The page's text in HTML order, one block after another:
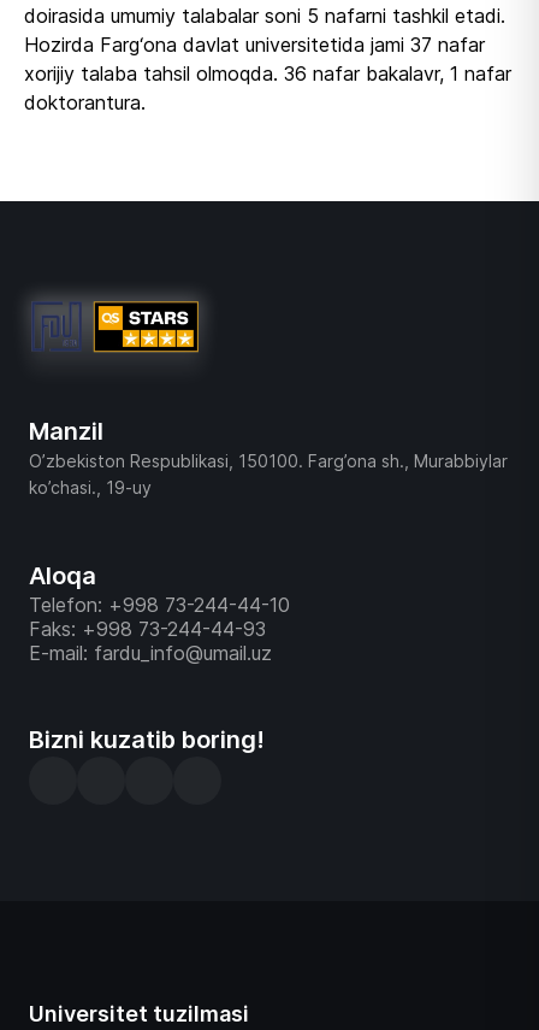
doirasida umumiy talabalar soni 5 nafarni tashkil etadi.
Hozirda Farg‘ona davlat universitetida jami 37 nafar
xorijiy talaba tahsil olmoqda. 36 nafar bakalavr, 1 nafar
doktorantura.
Manzil
O’zbekiston Respublikasi, 150100. Farg’ona sh., Murabbiylar
ko’chasi., 19-uy
Aloqa
Telefon: +998 73-244-44-10
Faks: +998 73-244-44-93
E-mail: fardu_info@umail.uz
Bizni kuzatib boring!
Universitet tuzilmasi